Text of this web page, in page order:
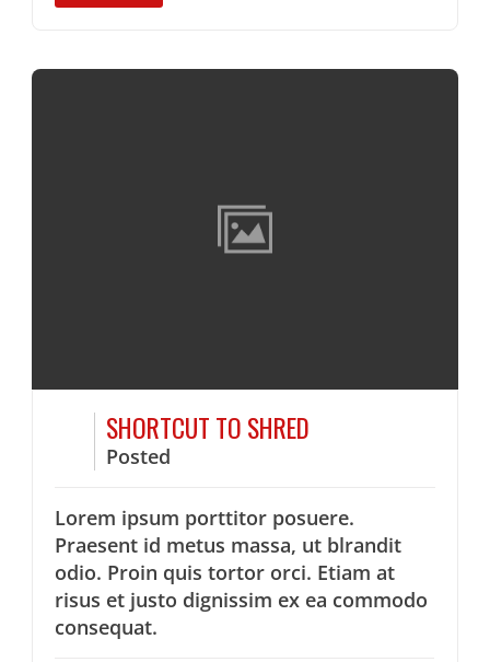
SHORTCUT TO SHRED
Posted
Lorem ipsum porttitor posuere.
Praesent id metus massa, ut blrandit
odio. Proin quis tortor orci. Etiam at
risus et justo dignissim ex ea commodo
consequat.